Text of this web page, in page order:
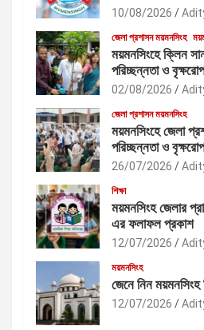
10/08/2026
জেলা প্রশাসন ময়মনসিংহ
ময়মনসিংহে ক্লিন
পরিচ্ছন্নতা ও
02/08/2026
জেলা প্রশাসন ময়মনসিংহ
ময়মনসিংহে জেলা
পরিচ্ছন্নতা ও
26/07/2026
শিক্ষা
ময়মনসিংহ জেলার
এর ফলাফল প্রকাশ
12/07/2026
ময়মনসিংহ
জেনে নিন ময়মনসিংহ
12/07/2026